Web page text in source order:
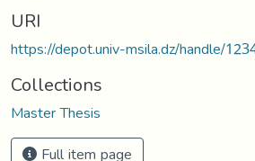
URI
https://depot.univ-msila.dz/handle/
Collections
Master Thesis
Full item page